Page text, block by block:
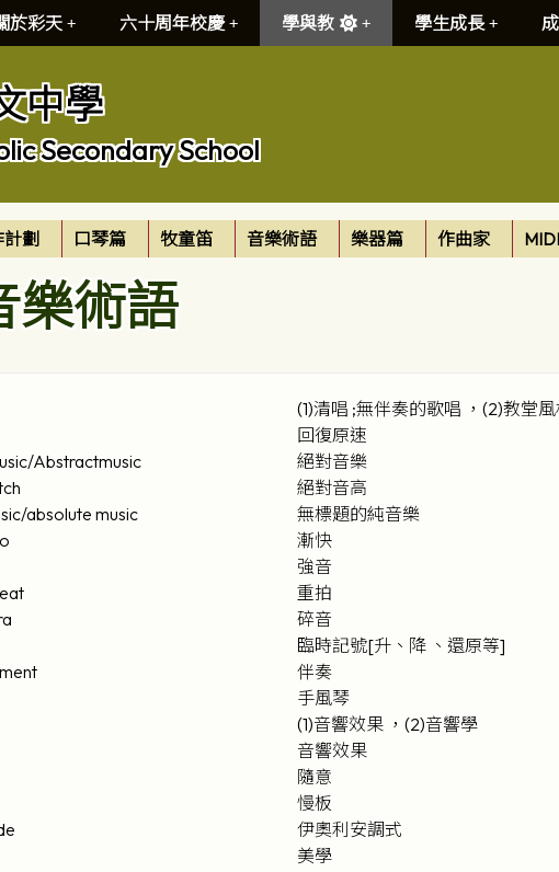
於彩天 六十周年校慶 學與教 學生成長
中學
Secondary School
劃 口琴篇 牧童笛 音樂術語 樂器篇 作曲家
樂術語
(1)清唱 ;無伴奏的歌唱 ，(2)教堂
回復原速
Abstractmusic
絕對音樂
絕對音高
absolute music
無標題的純音樂
漸快
強音
重拍
碎音
臨時記號[升、降 、還原等]
伴奏
手風琴
(1)音響效果 ，(2)音響學
音響效果
隨意
慢板
伊奧利安調式
美學